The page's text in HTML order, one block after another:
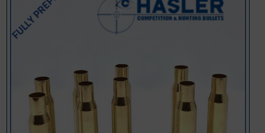
€ 49,43
€ 197,70